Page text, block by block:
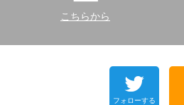
こちらから
フォローする